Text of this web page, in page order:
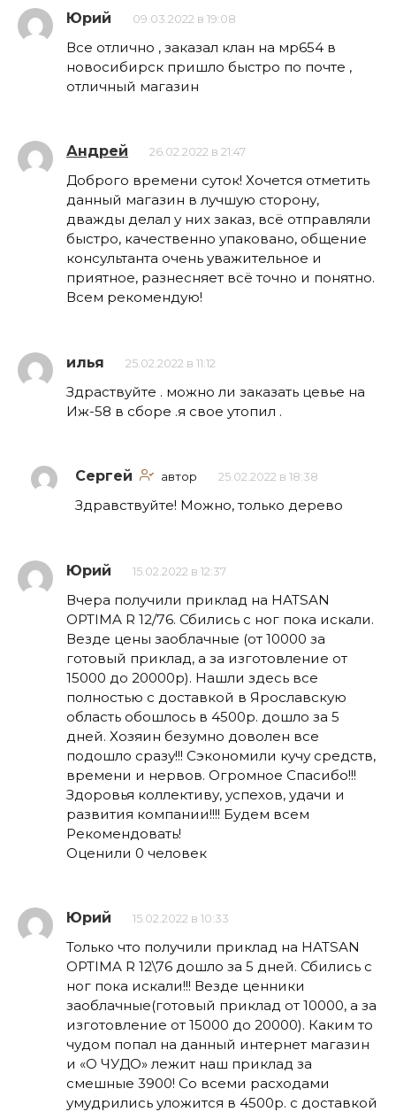
Юрий 09.03.2022 в 19:08
Все отлично , заказал клан на мр654 в
новосибирск пришло быстро по почте ,
отличный магазин
Андрей 26.02.2022 в 21:47
Доброго времени суток! Хочется отметить
данный магазин в лучшую сторону,
дважды делал у них заказ, всё отправляли
быстро, качественно упаковано, общение
консультанта очень уважительное и
приятное, разнесняет всё точно и понятно.
Всем рекомендую!
илья 25.02.2022 в 11:12
Здраствуйте . можно ли заказать цевье на
Иж-58 в сборе .я свое утопил .
Сергей автор 25.02.2022 в 18:38
Здравствуйте! Можно, только дерево
Юрий 15.02.2022 в 12:37
Вчера получили приклад на HATSAN
OPTIMA R 12/76. Сбились с ног пока искали.
Везде цены заоблачные (от 10000 за
готовый приклад, а за изготовление от
15000 до 20000р). Нашли здесь все
полностью с доставкой в Ярославскую
область обошлось в 4500р. дошло за 5
дней. Хозяин безумно доволен все
подошло сразу!!! Сэкономили кучу средств,
времени и нервов. Огромное Спасибо!!!
Здоровья коллективу, успехов, удачи и
развития компании!!!! Будем всем
Рекомендовать!
Оценили 0 человек
Юрий 15.02.2022 в 10:33
Только что получили приклад на HATSAN
OPTIMA R 12\76 дошло за 5 дней. Сбились с
ног пока искали!!! Везде ценники
заоблачные(готовый приклад от 10000, а за
изготовление от 15000 до 20000). Каким то
чудом попал на данный интернет магазин
и «О ЧУДО» лежит наш приклад за
смешные 3900! Со всеми расходами
умудрились уложится в 4500р. с доставкой